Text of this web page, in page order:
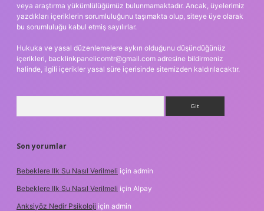
veya araştırma yükümlülüğümüz bulunmamaktadır. Ancak, üyelerimiz
yazdıkları içeriklerin sorumluluğunu taşımakta olup, siteye üye olarak
bu sorumluluğu kabul etmiş sayılırlar.
Hukuka ve yasal düzenlemelere aykırı olduğunu düşündüğünüz
içerikleri, backlinkpanelicomtr@gmail.com adresine bildirmeniz
halinde, ilgili içerikler yasal süre içerisinde sitemizden kaldırılacaktır.
Son yorumlar
Bebeklere Ilk Su Nasıl Verilmeli için admin
Bebeklere Ilk Su Nasıl Verilmeli için Alpay
Anksiyöz Nedir Psikoloji için admin